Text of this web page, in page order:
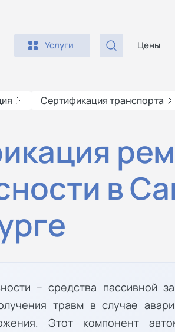
Услуги Цены
Сертификация транспорта
в
– средства пассивной
травм в случае
Этот компонент